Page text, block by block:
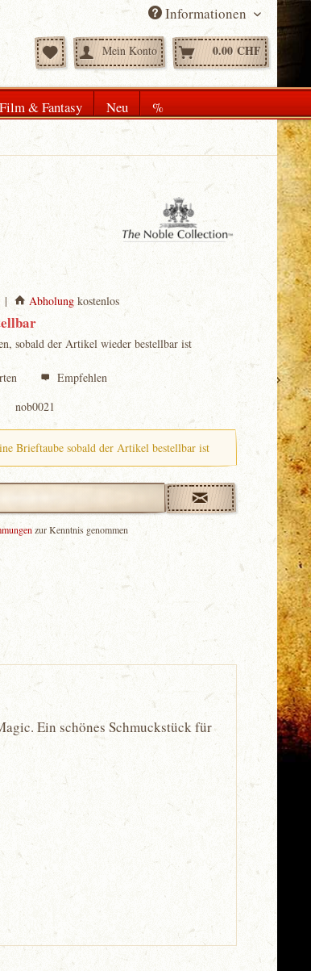
Informationen
Mein Konto 0.00 CHF
Film & Fantasy Neu %
| Abholung kostenlos
sobald der Artikel wieder bestellbar ist
Empfehlen
nob0021
Brieftaube sobald der Artikel bestellbar ist
zur Kenntnis genommen
Ein schönes Schmuckstück für